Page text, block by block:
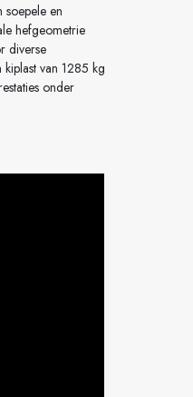
soepele en
hefgeometrie
diverse
van 1285 kg
onder